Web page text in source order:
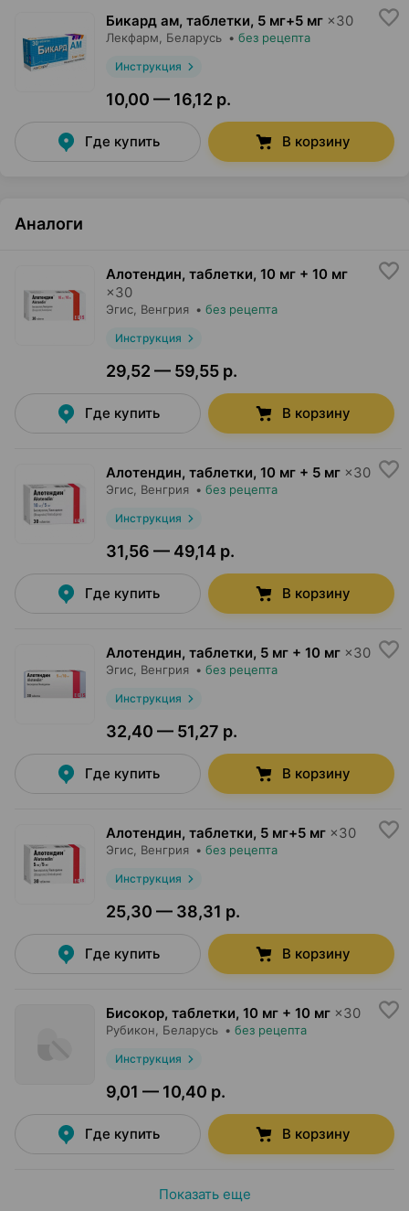
Бикард ам, таблетки, 5 мг+5 мг ×30
Лекфарм , Беларусь • без рецепта
Инструкция
10,00 — 16,12 р.
Где купить В корзину
Аналоги
Алотендин, таблетки, 10 мг + 10 мг
×30
Эгис , Венгрия • без рецепта
Инструкция
29,52 — 59,55 р.
Где купить В корзину
Алотендин, таблетки, 10 мг + 5 мг ×30
Эгис , Венгрия • без рецепта
Инструкция
31,56 — 49,14 р.
Где купить В корзину
Алотендин, таблетки, 5 мг + 10 мг ×30
Эгис , Венгрия • без рецепта
Инструкция
32,40 — 51,27 р.
Где купить В корзину
Алотендин, таблетки, 5 мг+5 мг ×30
Эгис , Венгрия • без рецепта
Инструкция
25,30 — 38,31 р.
Где купить В корзину
Бисокор, таблетки, 10 мг + 10 мг ×30
Рубикон , Беларусь • без рецепта
Инструкция
9,01 — 10,40 р.
Где купить В корзину
Показать еще